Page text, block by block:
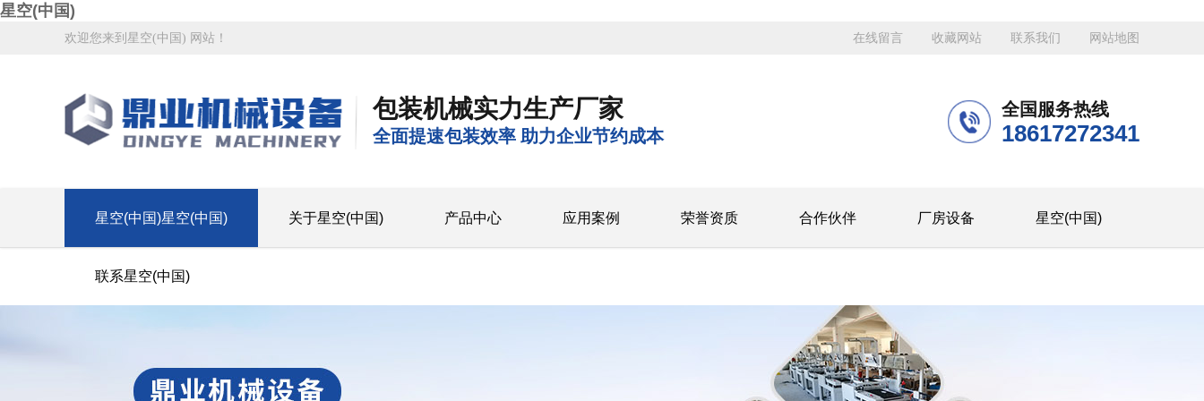
星空(中国)
在线留言 收藏网站 联系我们 网站地图
欢迎您来到星空(中国) 网站！
包装机械实力生产厂家
全面提速包装效率 助力企业节约成本
全国服务热线
18617272341
星空(中国)星空(中国) 关于星空(中国) 产品中心 应用案例 荣誉资质 合作伙伴 厂房设备 星空(中国)
联系星空(中国)